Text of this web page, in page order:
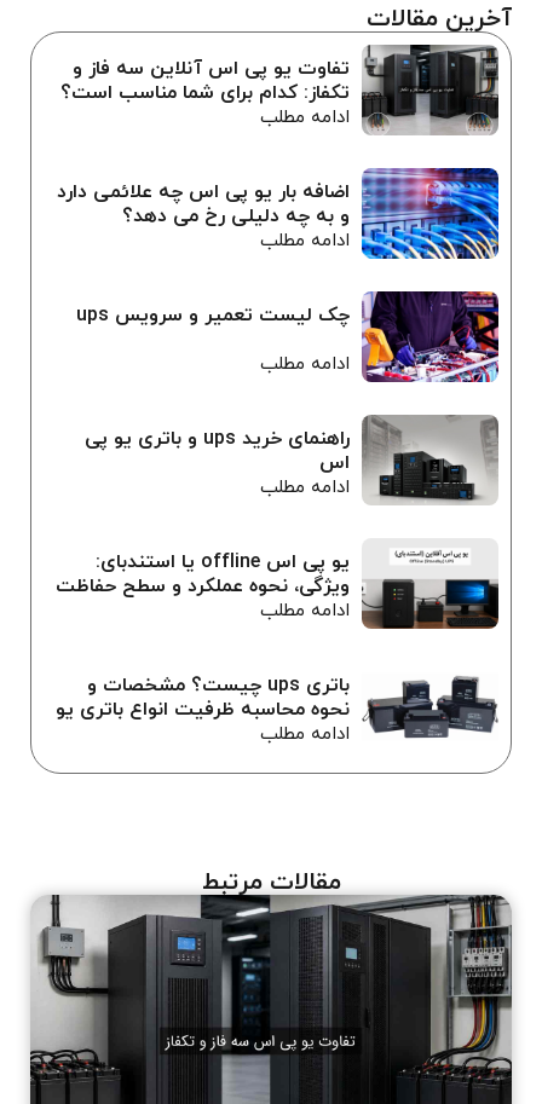
آخرین مقالات
تفاوت یو پی اس آنلاین سه فاز و
تکفاز: کدام برای شما مناسب است؟
ادامه مطلب
اضافه بار یو پی اس چه علائمی دارد
و به چه دلیلی رخ می دهد؟
ادامه مطلب
چک لیست تعمیر و سرویس ups
ادامه مطلب
راهنمای خرید ups و باتری یو پی
اس
ادامه مطلب
یو پی اس offline یا استندبای:
ویژگی، نحوه عملکرد و سطح حفاظت
ادامه مطلب
باتری ups چیست؟ مشخصات و
نحوه محاسبه ظرفیت انواع باتری یو
پی اس
ادامه مطلب
مقالات مرتبط